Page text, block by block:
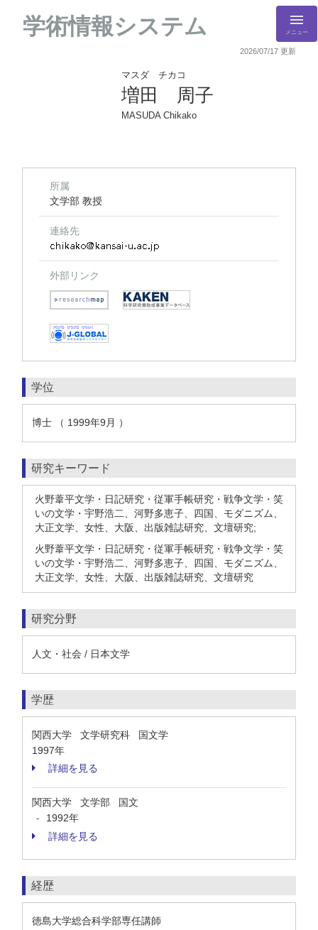
学術情報システム メニュー
2026/07/17 更新
マスダ チカコ
増田 周子
MASUDA Chikako
所属
文学部 教授
連絡先
外部リンク
学位
博士 （ 1999年9月 ）
研究キーワード
火野葦平文学・日記研究・従軍手帳研究・戦争文学・笑
いの文学・宇野浩二、河野多恵子、四国、モダニズム、
大正文学、女性、大阪、出版雑誌研究、文壇研究;
火野葦平文学・日記研究・従軍手帳研究・戦争文学・笑
いの文学・宇野浩二、河野多恵子、四国、モダニズム、
大正文学、女性、大阪、出版雑誌研究、文壇研究
研究分野
人文・社会 / 日本文学
学歴
関西大学 文学研究科 国文学
1997年
詳細を見る
関西大学 文学部 国文
-
1992年
詳細を見る
経歴
徳島大学総合科学部専任講師